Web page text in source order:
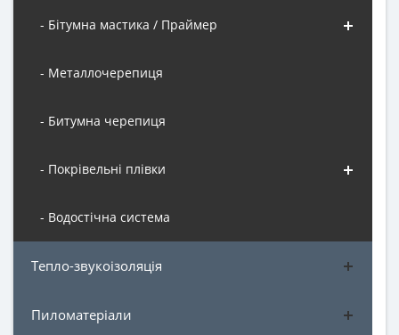
- Бітумна мастика / Праймер
- Металлочерепиця
- Битумна черепиця
- Покрівельні плівки
- Водостічна система
Тепло-звукоізоляція
Пиломатеріали